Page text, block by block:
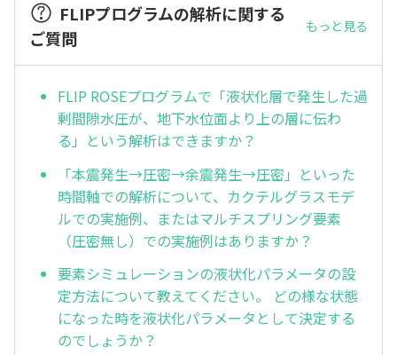
FLIPプログラムの解析に関する
ご質問
もっと見る
FLIP ROSEプログラムで「液状化層で発生した過
剰間隙水圧が、地下水位面より上の層に伝わ
る」という解析はできますか？
「本震発生→圧密→余震発生→圧密」といった
時間軸での解析について、カクテルグラスモデ
ルでの実施例、またはマルチスプリング要素
（圧密無し）での実施例はありますか？
要素シミュレーションの液状化パラメータの設
定方法について教えてください。 どの様な状態
になった時を液状化パラメータとして決定する
のでしょうか？